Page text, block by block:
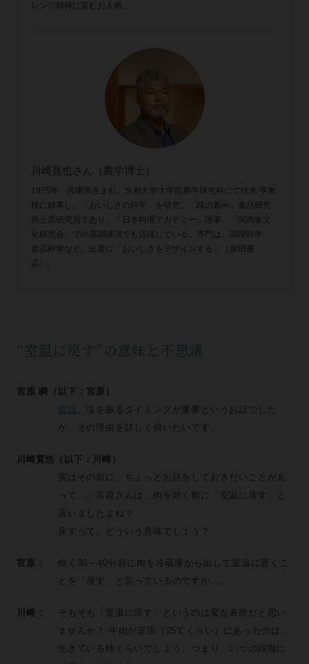
レンジ精神に富むお人柄。
川崎寛也さん（農学博士）
1975年、兵庫県生まれ。京都大学大学院農学研究科にて伏木 亨教
授に師事し、「おいしさの科学」を研究。「味の素㈱」食品研究
所上席研究員であり、「日本料理アカデミー」理事。「関西食文
化研究会」での基調講演でも活躍している。専門は、調理科学、
食品科学など。近著に「おいしさをデザインする」（柴田書
店）。
“室温に戻す”の意味と不思議
宮原 瞬（以下：宮原）
前回
、塩を振るタイミングが重要というお話でした
が、その理由を詳しく伺いたいです。
川崎寛也（以下：川崎）
実はその前に、ちょっとお話をしておきたいことがあ
って…。宮原さんは、肉を焼く前に「室温に戻す」と
言いましたよね？
戻すって、どういう意味でしょう？
宮原：
焼く30～40分前に肉を冷蔵庫から出して室温に置くこ
とを「戻す」と言っているのですが…。
川崎：
そもそも「室温に戻す」というのは変な表現だと思い
ませんか？ 牛肉が室温（25℃くらい）にあったのは、
生きている時くらいでしょう。つまり、いつの段階に